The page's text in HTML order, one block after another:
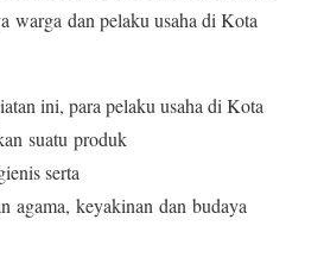
warga dan pelaku usaha di Kota
ini, para pelaku usaha di Kota
suatu produk
serta
agama, keyakinan dan budaya